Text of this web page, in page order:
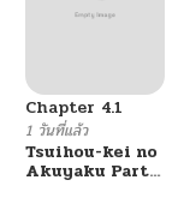
Chapter 4.1
1 วันที่แล้ว
Tsuihou-kei no
Akuyaku Party